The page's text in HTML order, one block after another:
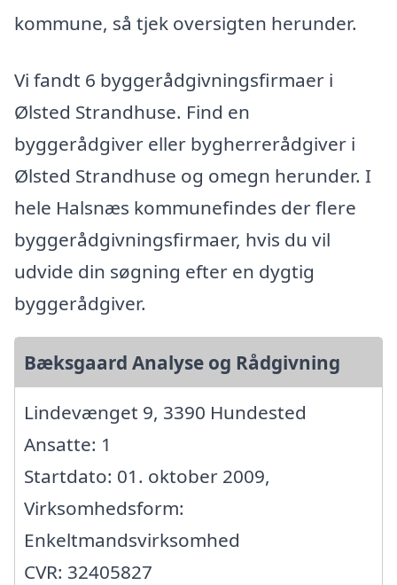
kommune, så tjek oversigten herunder.
Vi fandt 6 byggerådgivningsfirmaer i
Ølsted Strandhuse. Find en
byggerådgiver eller bygherrerådgiver i
Ølsted Strandhuse og omegn herunder. I
hele Halsnæs kommunefindes der flere
byggerådgivningsfirmaer, hvis du vil
udvide din søgning efter en dygtig
byggerådgiver.
Bæksgaard Analyse og Rådgivning
Lindevænget 9, 3390 Hundested
Ansatte: 1
Startdato: 01. oktober 2009,
Virksomhedsform:
Enkeltmandsvirksomhed
CVR: 32405827